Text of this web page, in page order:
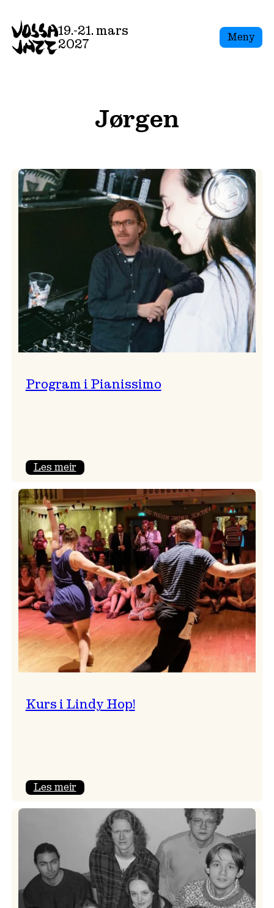
to
content
19.-21. mars
2027
Meny
Jørgen
Program i Pianissimo
Les meir:
i
Pianissimo
Kurs i Lindy Hop!
Les meir:
Lindy
Hop!